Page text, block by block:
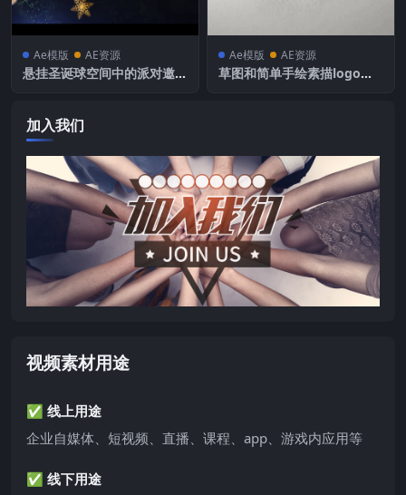
Ae模版 AE资源
悬挂圣诞球空间中的派对邀请
Ae模版 AE资源
草图和简单手绘素描logo徽
加入我们
视频素材用途
✅ 线上用途
企业自媒体、短视频、直播、课程、app、游戏内应用等
✅ 线下用途